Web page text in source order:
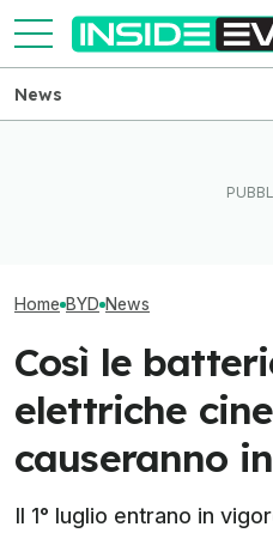
News
Home BYD News
Così le
elettriche
causeranno
Il 1° luglio entrano in